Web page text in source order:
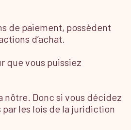
de paiement, possèdent
d’achat.
que vous puissiez
Donc si vous décidez
les lois de la juridiction